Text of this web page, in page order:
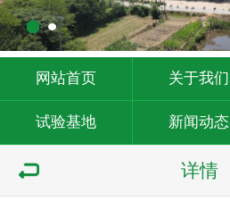
网站首页 关于我们
试验基地 新闻动态
详情